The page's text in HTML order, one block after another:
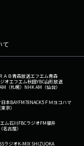
て
ＲＡＢ青森放送エフエム青森
オエフエム秋田YBC山形放送
（札幌） NHK AM（仙台）
日本BAYFM78NACK5 ＦＭヨコハマ
京）
ム石川FBCラジオFM福井
名古屋）
ラジオK-MIX SHIZUOKA